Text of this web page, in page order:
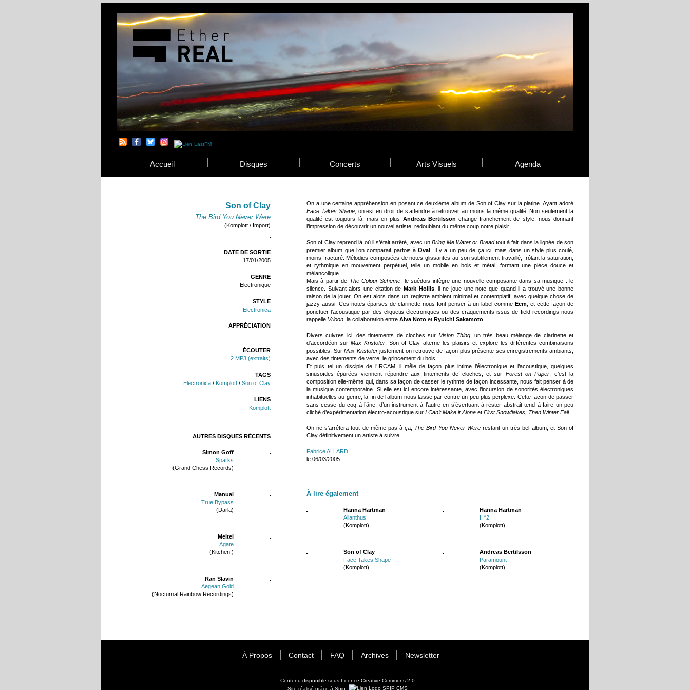
Accueil Disques Concerts Arts Visuels Agenda
Son of Clay
The Bird You Never Were
(Komplott / Import)
DATE DE SORTIE
17/01/2005
GENRE
Electronique
STYLE
Electronica
APPRÉCIATION
ÉCOUTER
2 MP3 (extraits)
TAGS
Electronica / Komplott / Son of Clay
LIENS
Komplott
AUTRES DISQUES RÉCENTS
Simon Goff
Sparks
(Grand Chess Records)
Manual
True Bypass
(Darla)
Meitei
Agate
(Kitchen.)
Ran Slavin
Aegean Gold
(Nocturnal Rainbow Recordings)
On a une certaine appréhension en posant ce deuxième album de Son of Clay sur la platine. Ayant adoré
Face Takes Shape, on est en droit de s’attendre à retrouver au moins la même qualité. Non seulement la
qualité est toujours là, mais en plus Andreas Bertilsson change franchement de style, nous donnant
l’impression de découvrir un nouvel artiste, redoublant du même coup notre plaisir.
Son of Clay reprend là où il s’était arrêté, avec unBring Me Water or Breadtout à fait dans la lignée de son
premier album que l’on comparait parfois àOval . Il y a un peu de ça ici, mais dans un style plus coulé,
moins fracturé. Mélodies composées de notes glissantes au son subtilement travaillé, frôlant la saturation,
et rythmique en mouvement perpétuel, telle un mobile en bois et métal, formant une pièce douce et
mélancolique.
Mais à partir de The Colour Scheme , le suédois intègre une nouvelle composante dans sa musique : le
silence. Suivant alors une citation deMark Hollis, il ne joue une note que quand il a trouvé une bonne
raison de la jouer. On est alors dans un registre ambient minimal et contemplatif, avec quelque chose de
jazzy aussi. Ces notes éparses de clarinette nous font penser à un label comme Ecm , et cette façon de
ponctuer l’acoustique par des cliquetis électroniques ou des craquements issus de field recordings nous
rappelle Vrioon , la collaboration entre Alva Noto et Ryuichi Sakamoto
Divers cuivres ici, des tintements de cloches sur Vision Thing, un très beau mélange de clarinette et
d’accordéon surMax Kristofer , Son of Clay alterne les plaisirs et explore les différentes combinaisons
possibles. SurMax Kristoferjustement on retrouve de façon plus présente ses enregistrements ambiants,
avec des tintements de verre, le grincement du bois...
Et puis tel un disciple de l’IRCAM, il mêle de façon plus intime l’électronique et l’acoustique, quelques
sinusoïdes épurées viennent répondre aux tintements de cloches, et sur Forest on Paper , c’est la
composition elle-même qui, dans sa façon de casser le rythme de façon incessante, nous fait penser à de
la musique contemporaine. Si elle est ici encore intéressante, avec l’incursion de sonorités électroniques
inhabituelles au genre, la fin de l’album nous laisse par contre un peu plus perplexe. Cette façon de passer
sans cesse du coq à l’âne, d’un instrument à l’autre en s’évertuant à rester abstrait tend à faire un peu
cliché d’expérimentation électro-acoustique sur I Can’t Make it Alone et First Snowflakes, Then Winter Fall.
On ne s’arrêtera tout de même pas à ça, The Bird You Never Wererestant un très bel album, et Son of
Clay définitivement un artiste à suivre.
Fabrice ALLARD
le 06/03/2005
À lire également
Hanna Hartman
Ailanthus
(Komplott)
Hanna Hartman
H^2
(Komplott)
Son of Clay
Face Takes Shape
(Komplott)
Andreas Bertilsson
Paramount
(Komplott)
À Propos Contact FAQ Archives Newsletter
Contenu disponible sous Licence Creative Commons 2.0
Site réalisé grâce à Spip